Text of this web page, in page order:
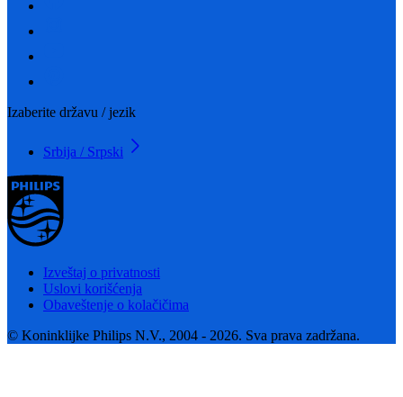
Izaberite državu / jezik
Srbija / Srpski
Izveštaj o privatnosti
Uslovi korišćenja
Obaveštenje o kolačičima
© Koninklijke Philips N.V., 2004 - 2026. Sva prava zadržana.